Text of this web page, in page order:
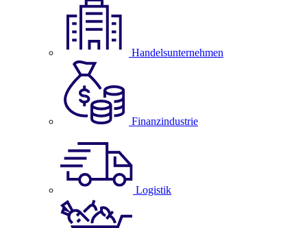
Handelsunternehmen
Finanzindustrie
Logistik